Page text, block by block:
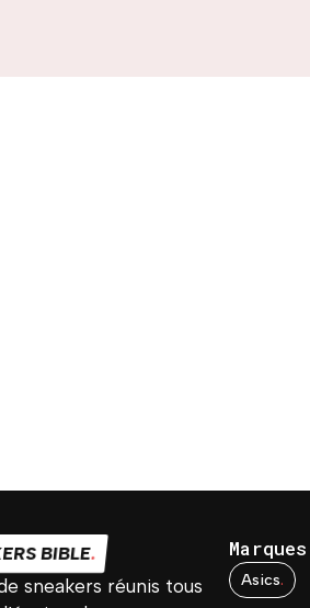
BIBLE.
sneakers réunis tous
Marques
Asics.